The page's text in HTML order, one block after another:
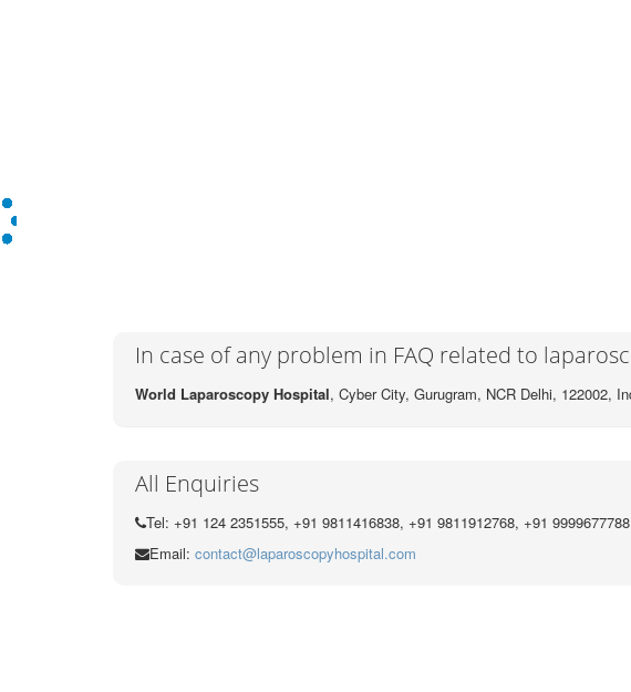
In case of any problem in FAQ related to
World Laparoscopy Hospital, Cyber City, Gurugram, NCR Delhi, 122002,
All Enquiries
Tel: +91 124 2351555, +91 9811416838, +91 9811912768, +91 9999677788
Email: contact@laparoscopyhospital.com